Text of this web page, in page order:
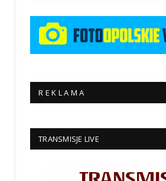
R E K L A M A
TRANSMISJE LIVE